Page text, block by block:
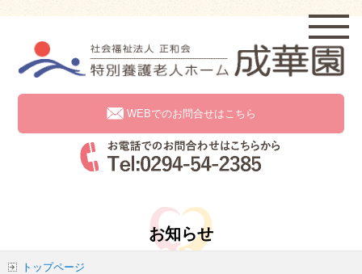
WEBでのお問合せはこちら
お知らせ
トップページ